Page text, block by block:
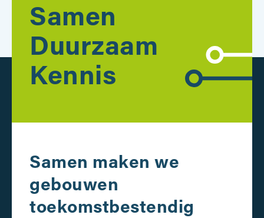
Samen
Duurzaam
Kennis
Samen maken we
gebouwen
toekomstbestendig